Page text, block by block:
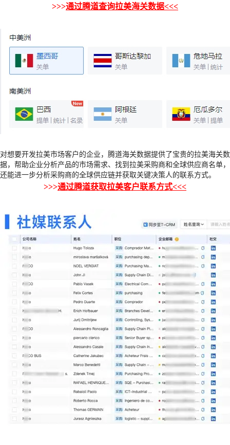
>>>通过腾道查询拉美海关数据<<<
对想要开发拉美市场客户的企业，腾道海关数据提供了宝贵的拉美海关数
据，帮助企业分析产品的市场需求、找到拉美采购商和全球供应商名单，
还能进一步分析采购商的全球供应链并获取关键决策人的联系方式。
>>>通过腾道获取拉美客户联系方式<<<